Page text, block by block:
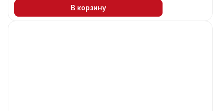
В корзину